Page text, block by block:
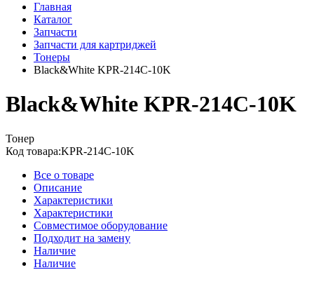
Главная
Каталог
Запчасти
Запчасти для картриджей
Тонеры
Black&White KPR-214C-10K
Black&White KPR-214C-10K
Тонер
Код товара:KPR-214C-10K
Все о товаре
Описание
Характеристики
Характеристики
Совместимое оборудование
Подходит на замену
Наличие
Наличие